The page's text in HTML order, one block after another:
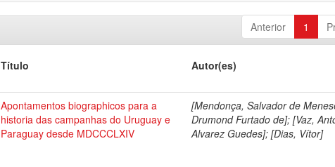
Anterior 1
Título Autor(es)
Apontamentos biographicos para a
historia das campanhas do Uruguay e
Paraguay desde MDCCCLXIV
[Mendonça, Salvador de
Drumond Furtado de]; [Vaz,
Alvarez Guedes]; [Dias, Vítor]